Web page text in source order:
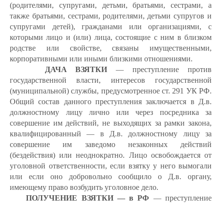
(родителями, супругами, детьми, братьями, сестрами, а
также братьями, сестрами, родителями, детьми супругов и
супругами детей), гражданами или организациями, с
которыми лицо и (или) лица, состоящие с ним в близком
родстве или свойстве, связаны имущественными,
корпоративными или иными близкими отношениями.
ДАЧА ВЗЯТКИ — преступление против
государственной власти, интересов государственной
(муниципальной) службы, предусмотренное ст. 291 УК РФ.
Общий состав данного преступления заключается в Д.в.
должностному лицу лично или через посредника за
совершение им действий, не выходящих за рамки закона,
квалифицированный — в Д.в. должностному лицу за
совершение им заведомо незаконных действий
(бездействия) или неоднократно. Лицо освобождается от
уголовной ответственности, если взятку у него вымогали
или если оно добровольно сообщило о Д.в. органу,
имеющему право возбудить уголовное дело.
ПОЛУЧЕНИЕ ВЗЯТКИ — в РФ — преступление